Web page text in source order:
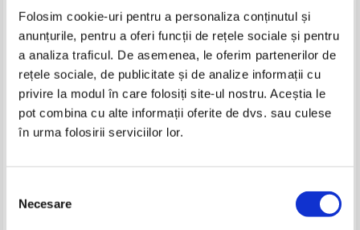
Folosim cookie-uri pentru a personaliza conținutul și
anunțurile, pentru a oferi funcții de rețele sociale și pentru
a analiza traficul. De asemenea, le oferim partenerilor de
rețele sociale, de publicitate și de analize informații cu
privire la modul în care folosiți site-ul nostru. Aceștia le
pot combina cu alte informații oferite de dvs. sau culese
în urma folosirii serviciilor lor.
consimțământului
Necesare
I. Valjan - Generatia de sacrificiu
13,00Lei 5,20
Adaugă în coș
Alexandru Davila - Vlaicu Voda
Lei
Adaugă în coș